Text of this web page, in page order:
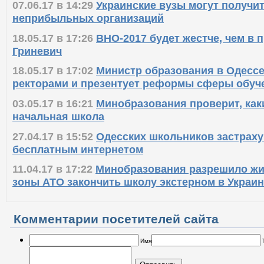
07.06.17 в 14:29 Украинские вузы могут
неприбыльных организаций
18.05.17 в 17:26 ВНО-2017 будет жестче, чем в
Гриневич
18.05.17 в 17:02 Министр образования в
ректорами и презентует реформы сферы
03.05.17 в 16:21 Минобразования проверит,
начальная школа
27.04.17 в 15:52 Одесских школьников
бесплатным интернетом
11.04.17 в 17:22 Минобразования разрешило
зоны АТО закончить школу экстерном в
Комментарии посетителей сайта
Имя